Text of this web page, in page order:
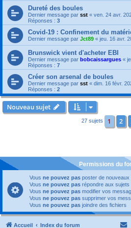
Dureté des boules
Dernier message par sst « ven. 24 avr.
Réponses : 3
Covid-19 : Confinement du
Dernier message par Jct89 « jeu. 16 avr.
Brunswick vient d'acheter EBI
Dernier message par bobcaissargues «
Réponses : 7
Créer son arsenal de boules
Dernier message par sst « dim. 16 févr.
Réponses : 2
Nouveau sujet
27 sujets 1 2
Permissions du
Vous ne pouvez pas poster de nouveaux
Vous ne pouvez pas répondre aux sujets
Vous ne pouvez pas modifier vos
Vous ne pouvez pas supprimer vos
Vous ne pouvez pas joindre des fichiers
Accueil Index du forum